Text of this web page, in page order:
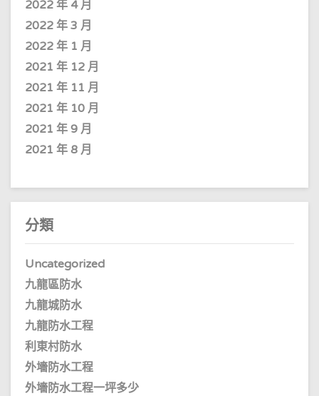
2022 年 4 月
2022 年 3 月
2022 年 1 月
2021 年 12 月
2021 年 11 月
2021 年 10 月
2021 年 9 月
2021 年 8 月
分類
Uncategorized
九龍區防水
九龍城防水
九龍防水工程
利東村防水
外墻防水工程
外墻防水工程一坪多少